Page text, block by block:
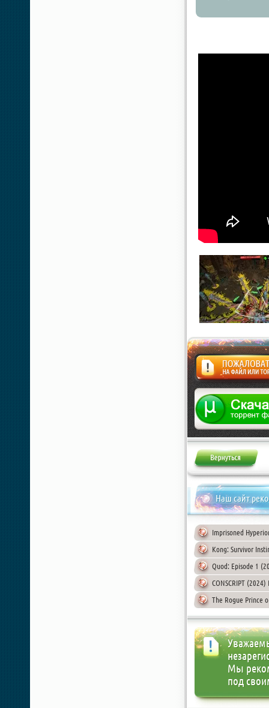
Жалоба
Наш сайт
Imprisoned
Kong: Survivor
Quod: Episode 1
CONSCRIPT
The Rogue Prince
Мы
под